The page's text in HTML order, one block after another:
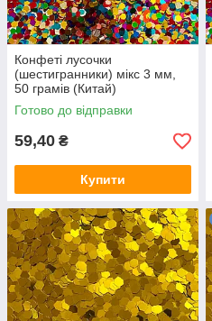
Конфеті лусочки
(шестигранники) мікс 3 мм,
50 грамів (Китай)
Готово до відправки
59,40 ₴
Купити